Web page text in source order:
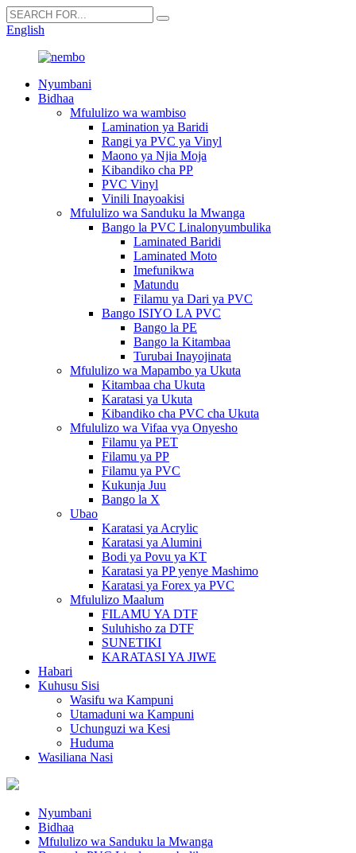
English
Nyumbani
Bidhaa
Mfululizo wa wambiso
Lamination ya Baridi
Rangi ya PVC ya Vinyl
Maono ya Njia Moja
Kibandiko cha PP
PVC Vinyl
Vinili Inayoakisi
Mfululizo wa Sanduku la Mwanga
Bango la PVC Linalonyumbulika
Laminated Baridi
Laminated Moto
Imefunikwa
Matundu
Filamu ya Dari ya PVC
Bango ISIYO LA PVC
Bango la PE
Bango la Kitambaa
Turubai Inayojinata
Mfululizo wa Mapambo ya Ukuta
Kitambaa cha Ukuta
Karatasi ya Ukuta
Kibandiko cha PVC cha Ukuta
Mfululizo wa Vifaa vya Onyesho
Filamu ya PET
Filamu ya PP
Filamu ya PVC
Kukunja Juu
Bango la X
Ubao
Karatasi ya Acrylic
Karatasi ya Alumini
Bodi ya Povu ya KT
Karatasi ya PP yenye Mashimo
Karatasi ya Forex ya PVC
Mfululizo Maalum
FILAMU YA DTF
Suluhisho za DTF
SUNETIKI
KARATASI YA JIWE
Habari
Kuhusu Sisi
Wasifu wa Kampuni
Utamaduni wa Kampuni
Uchunguzi wa Kesi
Huduma
Wasiliana Nasi
Nyumbani
Bidhaa
Mfululizo wa Sanduku la Mwanga